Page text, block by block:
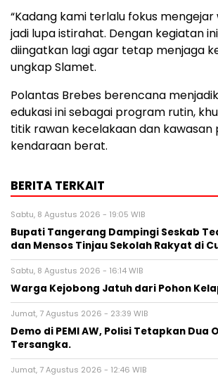
“Kadang kami terlalu fokus
jadi lupa istirahat. Dengan kegiatan
diingatkan lagi agar tetap menjaga
ungkap Slamet.
Polantas Brebes berencana
edukasi ini sebagai program rutin,
titik rawan kecelakaan dan kawasan
kendaraan berat.
BERITA TERKAIT
Sabtu, 8 Agustus 2026 - 19:05 WIB
Bupati Tangerang Dampingi Seskab
dan Mensos Tinjau Sekolah Rakyat di
Sabtu, 8 Agustus 2026 - 16:14 WIB
Warga Kejobong Jatuh dari Pohon
Jumat, 7 Agustus 2026 - 23:39 WIB
Demo di PEMI AW, Polisi Tetapkan Dua
Tersangka.
Jumat, 7 Agustus 2026 - 12:46 WIB